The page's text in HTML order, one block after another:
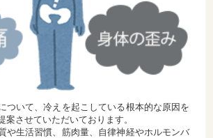
ついて、冷えを起こしている根本的な原因を
案させていただいております。
や生活習慣、筋肉量、自律神経やホルモンバ